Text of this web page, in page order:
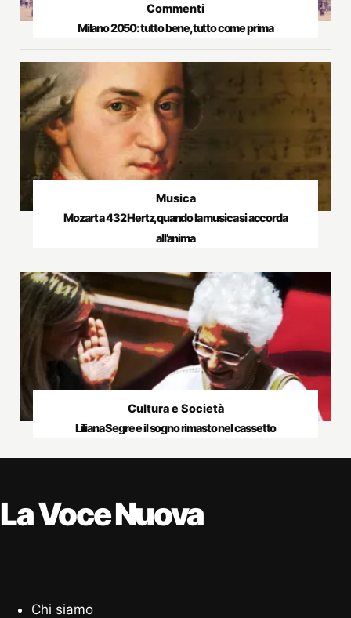
Commenti
Milano 2050: tutto bene, tutto come prima
Musica
Mozart a 432 Hertz, quando la musica si accorda
all’anima
Cultura e Società
Liliana Segre e il sogno rimasto nel cassetto
La Voce Nuova
Chi siamo